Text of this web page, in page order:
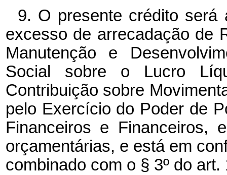
9. O presente crédito será
excesso de arrecadação de
Manutenção e
Social sobre o Lucro
Contribuição sobre
pelo Exercício do Poder de
Financeiros e Financeiros,
orçamentárias, e está em
combinado com o § 3º do